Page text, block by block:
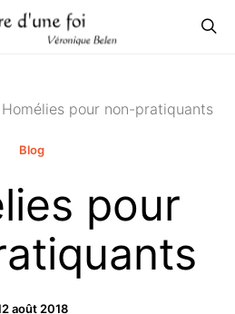
Homélies pour non-pratiquants
Blog
pour
août 2018